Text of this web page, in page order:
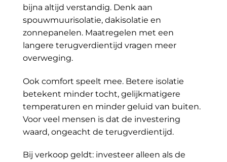
bijna altijd verstandig. Denk aan
spouwmuurisolatie, dakisolatie en
zonnepanelen. Maatregelen met een
langere terugverdientijd vragen meer
overweging.
Ook comfort speelt mee. Betere isolatie
betekent minder tocht, gelijkmatigere
temperaturen en minder geluid van buiten.
Voor veel mensen is dat de investering
waard, ongeacht de terugverdientijd.
Bij verkoop geldt: investeer alleen als de